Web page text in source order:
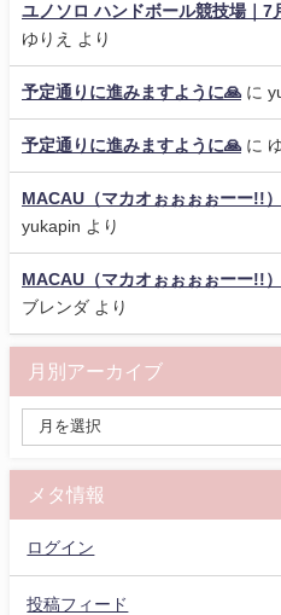
ユノソロ ハンドボール競技場｜7
ゆりえ
より
予定通りに進みますように🙏 に
予定通りに進みますように🙏 に
MACAU（マカオぉぉぉぉーー!!
yukapin より
MACAU（マカオぉぉぉぉーー!!
ブレンダ より
月別アーカイブ
メタ情報
ログイン
投稿フィード